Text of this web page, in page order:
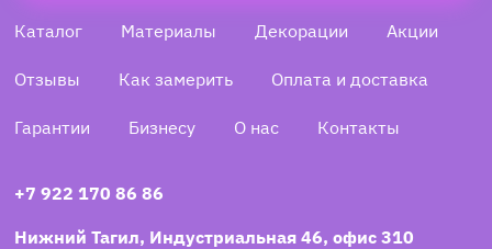
Каталог Материалы Декорации Акции
Отзывы Как замерить Оплата и доставка
Гарантии Бизнесу О нас Контакты
+7 922 170 86 86
Нижний Тагил, Индустриальная 46, офис 310